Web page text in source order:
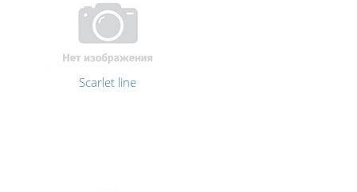
Scarlet line